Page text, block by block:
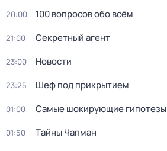
20:00 100 вопросов обо всём
21:00 Секретный агент
23:00 Новости
23:25 Шеф под прикрытием
01:00 Самые шoкиpующие гипотезы
01:50 Тaйны Чапман